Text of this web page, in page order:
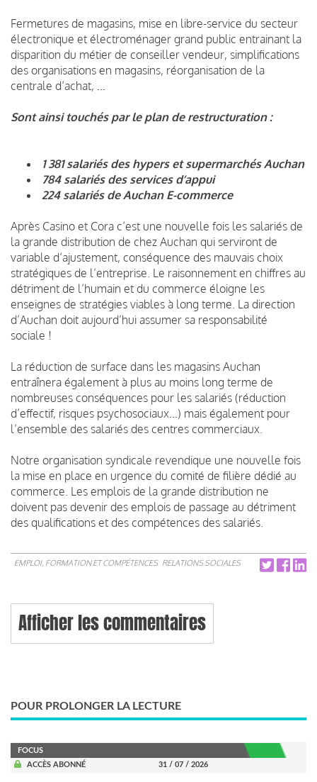
Fermetures de magasins, mise en libre-service du secteur
électronique et électroménager grand public entrainant la
disparition du métier de conseiller vendeur, simplifications
des organisations en magasins, réorganisation de la
centrale d’achat, …
Sont ainsi touchés par le plan de restructuration :
1 381 salariés des hypers et supermarchés Auchan
784 salariés des services d’appui
224 salariés de Auchan E-commerce
Après Casino et Cora c’est une nouvelle fois les salariés de
la grande distribution de chez Auchan qui serviront de
variable d’ajustement, conséquence des mauvais choix
stratégiques de l’entreprise. Le raisonnement en chiffres au
détriment de l’humain et du commerce éloigne les
enseignes de stratégies viables à long terme. La direction
d’Auchan doit aujourd’hui assumer sa responsabilité
sociale !
La réduction de surface dans les magasins Auchan
entraînera également à plus au moins long terme de
nombreuses conséquences pour les salariés (réduction
d’effectif, risques psychosociaux…) mais également pour
l’ensemble des salariés des centres commerciaux.
Notre organisation syndicale revendique une nouvelle fois
la mise en place en urgence du comité de filière dédié au
commerce. Les emplois de la grande distribution ne
doivent pas devenir des emplois de passage au détriment
des qualifications et des compétences des salariés.
EMPLOI, FORMATION ET COMPÉTENCES RELATIONS SOCIALES
Afficher les commentaires
POUR PROLONGER LA LECTURE
FOCUS
ACCÈS ABONNÉ
31 / 07 / 2026